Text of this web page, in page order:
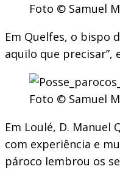
Foto © Samuel
Em Quelfes, o bispo
aquilo que precisar”,
Foto © Samuel
Em Loulé, D. Manuel
com experiência e
pároco lembrou os